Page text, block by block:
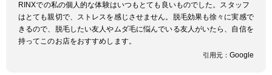
RINXでの私の個人的な体験はいつもとても良いものでした。スタッフ
はとても親切で、ストレスを感じさせません。脱毛効果も徐々に実感で
きるので、脱毛したい友人やムダ毛に悩んでいる友人がいたら、自信を
持ってこのお店をおすすめします。
引用元： Google